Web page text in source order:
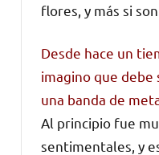
flores, y más si
Desde hace un
imagino que debe
una banda de
Al principio fue
sentimentales, y